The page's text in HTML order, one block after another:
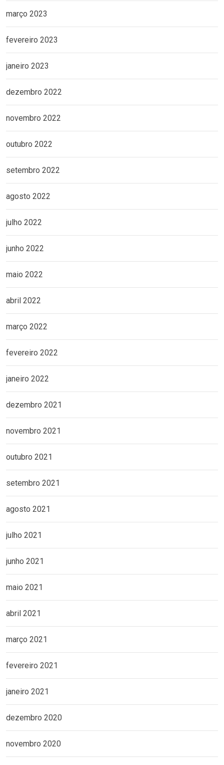
março 2023
fevereiro 2023
janeiro 2023
dezembro 2022
novembro 2022
outubro 2022
setembro 2022
agosto 2022
julho 2022
junho 2022
maio 2022
abril 2022
março 2022
fevereiro 2022
janeiro 2022
dezembro 2021
novembro 2021
outubro 2021
setembro 2021
agosto 2021
julho 2021
junho 2021
maio 2021
abril 2021
março 2021
fevereiro 2021
janeiro 2021
dezembro 2020
novembro 2020